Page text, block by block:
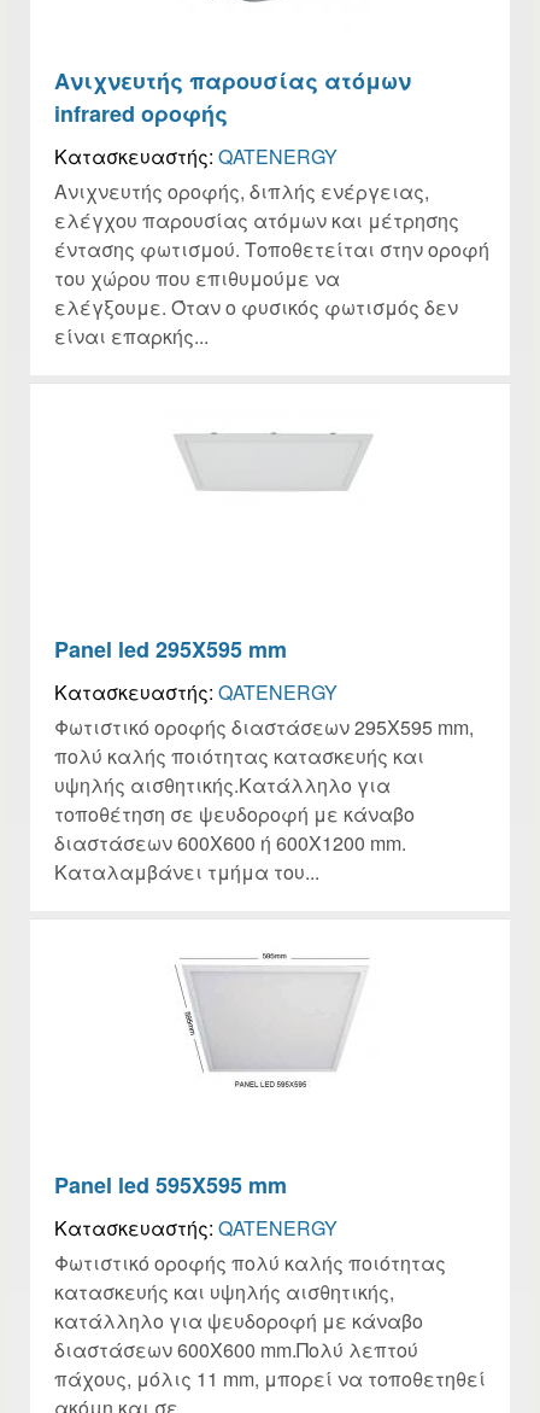
Ανιχνευτής παρουσίας ατόμων
infrared οροφής
Κατασκευαστής: QATENERGY
Ανιχνευτής οροφής, διπλής ενέργειας,
ελέγχου παρουσίας ατόμων και μέτρησης
έντασης φωτισμού. Τοποθετείται στην οροφή
του χώρου που επιθυμούμε να
ελέγξουμε. Όταν ο φυσικός φωτισμός δεν
είναι επαρκής...
Panel led 295X595 mm
Κατασκευαστής: QATENERGY
Φωτιστικό οροφής διαστάσεων 295Χ595 mm,
πολύ καλής ποιότητας κατασκευής και
υψηλής αισθητικής.Κατάλληλο για
τοποθέτηση σε ψευδοροφή με κάναβο
διαστάσεων 600Χ600 ή 600Χ1200 mm.
Καταλαμβάνει τμήμα του...
Panel led 595X595 mm
Κατασκευαστής: QATENERGY
Φωτιστικό οροφής πολύ καλής ποιότητας
κατασκευής και υψηλής αισθητικής,
κατάλληλο για ψευδοροφή με κάναβο
διαστάσεων 600Χ600 mm.Πολύ λεπτού
πάχους, μόλις 11 mm, μπορεί να τοποθετηθεί